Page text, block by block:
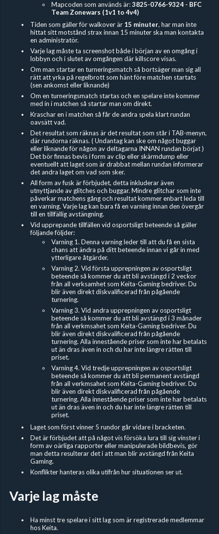
Mapcoden som används är:3825-0766-9324 - BFC
Team Zonewars (1v1 to 4v4)
Tiden som gäller för walkover är 15 minuter, har man inte
hittat sitt motstånd strax innan 15 minuter ska man kontakta
en administratör.
Varje lag måste ta screenshot både i början av en omgång i
lobbyn och i slutet av omgången där killscore visas.
Om man startar en turneringsmatch så bortsäger man sig all
rätt att yrka på regelbrott som hänt före matchen startats
(sen ankomst eller liknande)
Om en turneringsmatch startas och en spelare inte kommer
med in i matchen så startar man om direkt.
Kraschar en i matchen så får de andra spela klart rundan
oavsätt vad.
Det resultat som räknas är det resultat som står i TAB-menyn,
där rundorna räknas. ( Undantag kan ske om något buggar
eller liknande för någon av deltagarna INNAN rundan börjat )
Det bör finnas bevis i form av clip eller skärmdump eller
eventuellt att laget som är drabbat mellan rundan informerar
det andra laget om vad som sker.
All form av fusk är förbjudet, detta inkluderar även
utnyttjande av glitches och buggar. Mindre glitchar som inte
påverkar matchens gång och resultat kommer enbart leda till
en varning. Varje lag kan bara få en varning innan den övergår
till en tillfällig avstängning.
Vid upprepande tillfällen vid osportsligt beteende så gäller
följande följder:
Varning 1. Denna varning leder till att du få en sista
chans att ändra på ditt beteende innan vi går in med
ytterligare åtgärder.
Varning 2. Vid första upprepningen av osportsligt
beteende så kommer du att bli avstängd i 2 veckor
från all verksamhet som Keita-Gaming bedriver. Du
blir även direkt diskvalificerad från pågående
turnering.
Varning 3. Vid andra upprepningen av osportsligt
beteende så kommer du att bli avstängd i 3 månader
från all verkmsahet som Keita-Gaming bedriver. Du
blir även direkt diskvalificerad från pågående
turnering. Alla innestående priser som inte har betalats
ut än dras även in och du har inte längre rätten till
priset.
Varning 4. Vid tredje upprepningen av osportsligt
beteende så kommer du att bli permanent avstängd
från all verkmsahet som Keita-Gaming bedriver. Du
blir även direkt diskvalificerad från pågående
turnering. Alla innestående priser som inte har betalats
ut än dras även in och du har inte längre rätten till
priset.
Laget som först vinner 5 rundor går vidare i bracketen.
Det är förbjudet att på något vis försöka lura till sig vinster i
form av oärliga rapporter eller manipulerade bildbevis, gör
man detta resulterar det i att man blir avstängd från Keita
Gaming.
Konflikter hanteras olika utifrån hur situationen ser ut.
Varje lag måste
Ha minst tre spelare i sitt lag som är registrerade medlemmar
hos Keita.